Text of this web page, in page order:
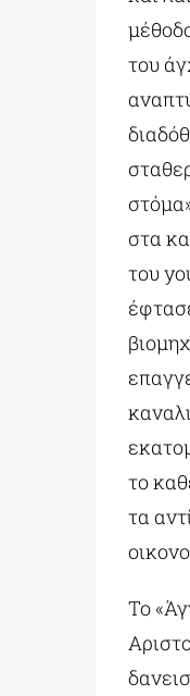
του
στα
του
το
τα
Το